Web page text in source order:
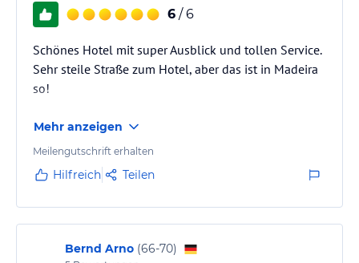
6 / 6
Schönes Hotel mit super Ausblick und tollen Service.
Sehr steile Straße zum Hotel, aber das ist in Madeira
so!
Mehr anzeigen
Meilengutschrift erhalten
Hilfreich Teilen
Bernd Arno (66-70)